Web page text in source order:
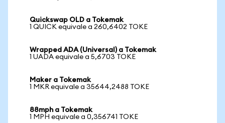
Quickswap OLD a Tokemak
1 QUICK equivale a 260,6402 TOKE
Wrapped ADA (Universal) a Tokemak
1 UADA equivale a 5,6703 TOKE
Maker a Tokemak
1 MKR equivale a 35644,2488 TOKE
88mph a Tokemak
1 MPH equivale a 0,356741 TOKE